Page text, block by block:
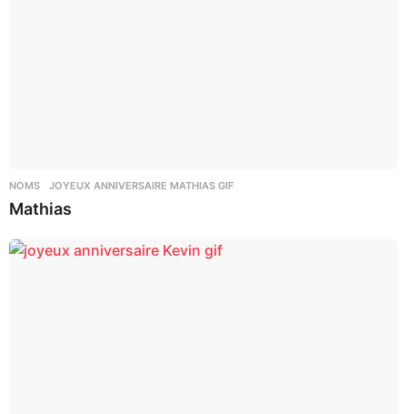
NOMS JOYEUX ANNIVERSAIRE MATHIAS GIF
Mathias